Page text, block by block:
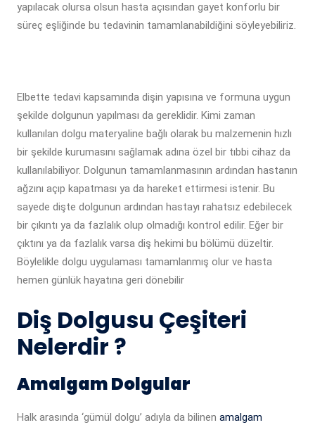
yapılacak olursa olsun hasta açısından gayet konforlu bir
süreç eşliğinde bu tedavinin tamamlanabildiğini söyleyebiliriz.
Elbette tedavi kapsamında dişin yapısına ve formuna uygun
şekilde dolgunun yapılması da gereklidir. Kimi zaman
kullanılan dolgu materyaline bağlı olarak bu malzemenin hızlı
bir şekilde kurumasını sağlamak adına özel bir tıbbi cihaz da
kullanılabiliyor. Dolgunun tamamlanmasının ardından hastanın
ağzını açıp kapatması ya da hareket ettirmesi istenir. Bu
sayede dişte dolgunun ardından hastayı rahatsız edebilecek
bir çıkıntı ya da fazlalık olup olmadığı kontrol edilir. Eğer bir
çıktını ya da fazlalık varsa diş hekimi bu bölümü düzeltir.
Böylelikle dolgu uygulaması tamamlanmış olur ve hasta
hemen günlük hayatına geri dönebilir
Diş Dolgusu Çeşiteri
Nelerdir ?
Amalgam Dolgular
Halk arasında ‘gümül dolgu’ adıyla da bilinen amalgam